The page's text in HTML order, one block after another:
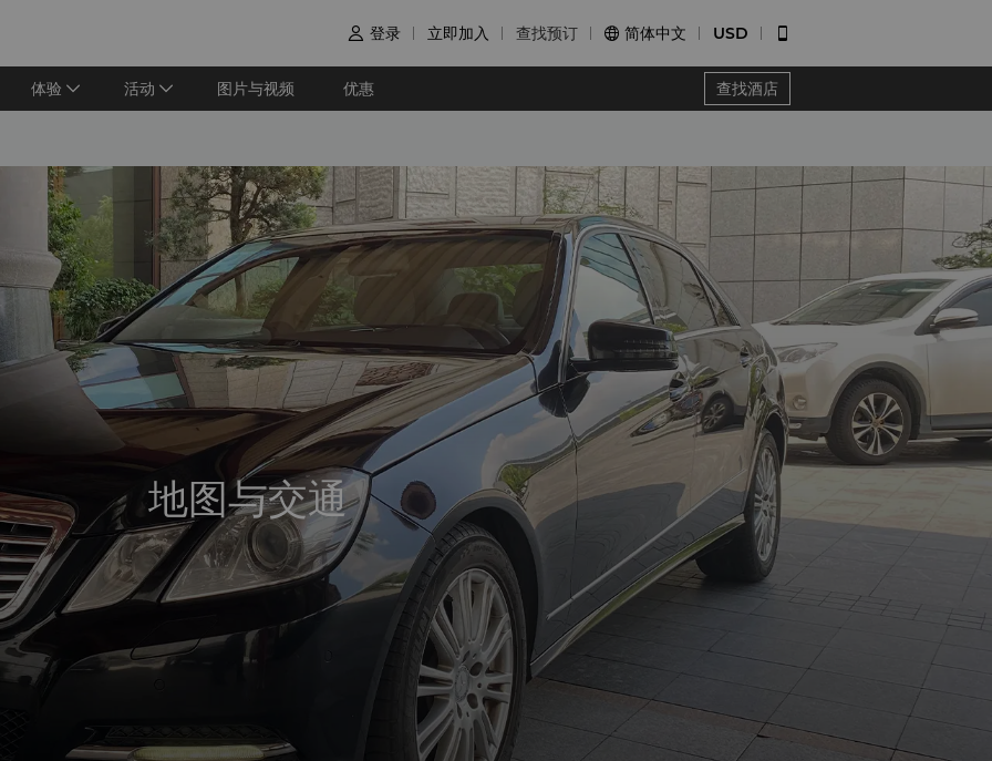
 登录 立即加入 查找预订  简体中文 USD 
体验 活动 图片与视频 优惠 查找酒店
地图与交通